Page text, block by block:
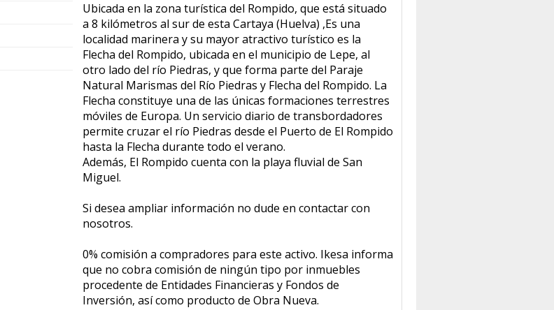
Ubicada en la zona turística del Rompido, que está situado
a 8 kilómetros al sur de esta Cartaya (Huelva) ,Es una
localidad marinera y su mayor atractivo turístico es la
Flecha del Rompido, ubicada en el municipio de Lepe, al
otro lado del río Piedras, y que forma parte del Paraje
Natural Marismas del Río Piedras y Flecha del Rompido. La
Flecha constituye una de las únicas formaciones terrestres
móviles de Europa. Un servicio diario de transbordadores
permite cruzar el río Piedras desde el Puerto de El Rompido
hasta la Flecha durante todo el verano.
Además, El Rompido cuenta con la playa fluvial de San
Miguel.
Si desea ampliar información no dude en contactar con
nosotros.
0% comisión a compradores para este activo. Ikesa informa
que no cobra comisión de ningún tipo por inmuebles
procedente de Entidades Financieras y Fondos de
Inversión, así como producto de Obra Nueva.